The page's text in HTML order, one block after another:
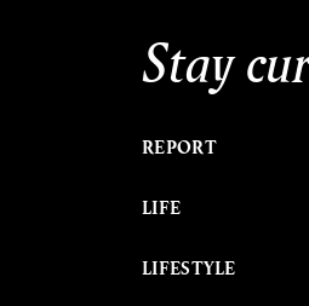
Stay
REPORT
LIFE
LIFESTYLE